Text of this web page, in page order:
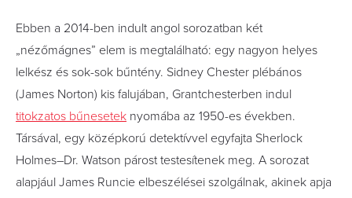
Ebben a 2014-ben indult angol sorozatban két
„nézőmágnes” elem is megtalálható: egy nagyon helyes
lelkész és sok-sok bűntény. Sidney Chester plébános
(James Norton) kis falujában, Grantchesterben indul
titokzatos bűnesetek nyomába az 1950-es években.
Társával, egy középkorú detektívvel egyfajta Sherlock
Holmes–Dr. Watson párost testesítenek meg. A sorozat
alapjául James Runcie elbeszélései szolgálnak, akinek apja